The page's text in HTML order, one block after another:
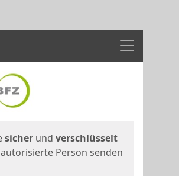
Menü
sicher und verschlüsselt
Person senden